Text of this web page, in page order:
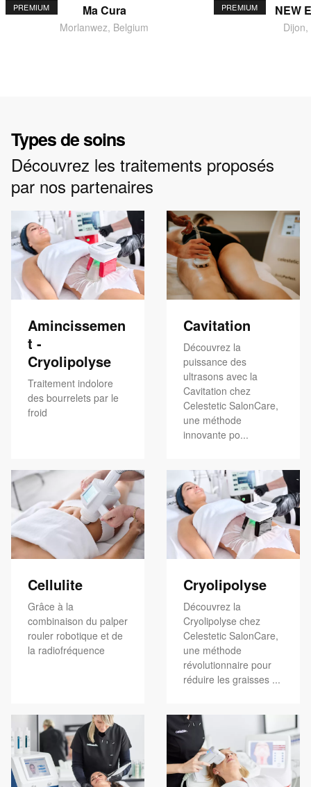
PREMIUM Ma Cura
Morlanwez, Belgium
PREMIUM NEW
Types de soins
Découvrez les traitements proposés
par nos partenaires
Amincissemen
t -
Cryolipolyse
Traitement indolore
des bourrelets par le
froid
Cavitation
Découvrez la
puissance des
ultrasons avec la
Cavitation chez
Celestetic SalonCare,
une méthode
innovante po...
Cellulite
Grâce à la
combinaison du palper
rouler robotique et de
la radiofréquence
Cryolipolyse
Découvrez la
Cryolipolyse chez
Celestetic SalonCare,
une méthode
révolutionnaire pour
réduire les graisses ...